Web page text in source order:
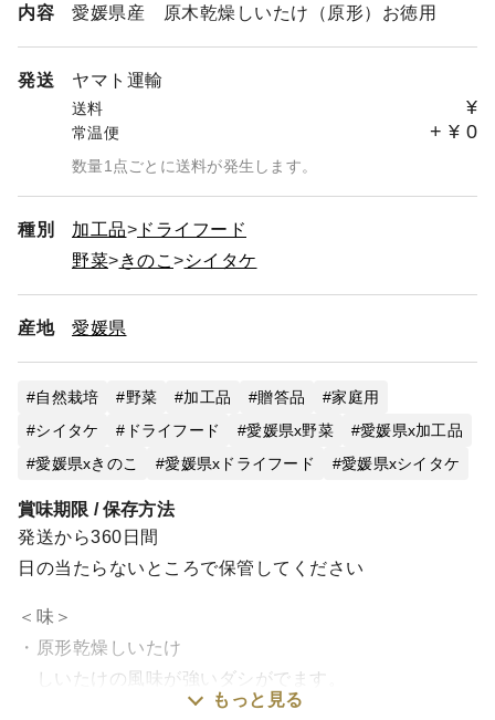
内容 愛媛県産 原木乾燥しいたけ（原形）お徳用
発送 ヤマト運輸
送料 ¥
常温便 + ¥ 0
数量1点ごとに送料が発生します。
種別 加工品
ドライフード
野菜
きのこ シイタケ
産地 愛媛県
自然栽培 野菜 加工品 贈答品
家庭用
シイタケ
ドライフード 愛媛県x野菜
愛媛県x加工品
愛媛県xきのこ
愛媛県xドライフード 愛媛県xシイタケ
賞味期限 / 保存方法
発送から360日間
日の当たらないところで保管してください
＜味＞
・原形乾燥しいたけ
しいたけの風味が強いダシがでます。
水でもどして、煮物や鍋物の具に使えます。
もっと見る